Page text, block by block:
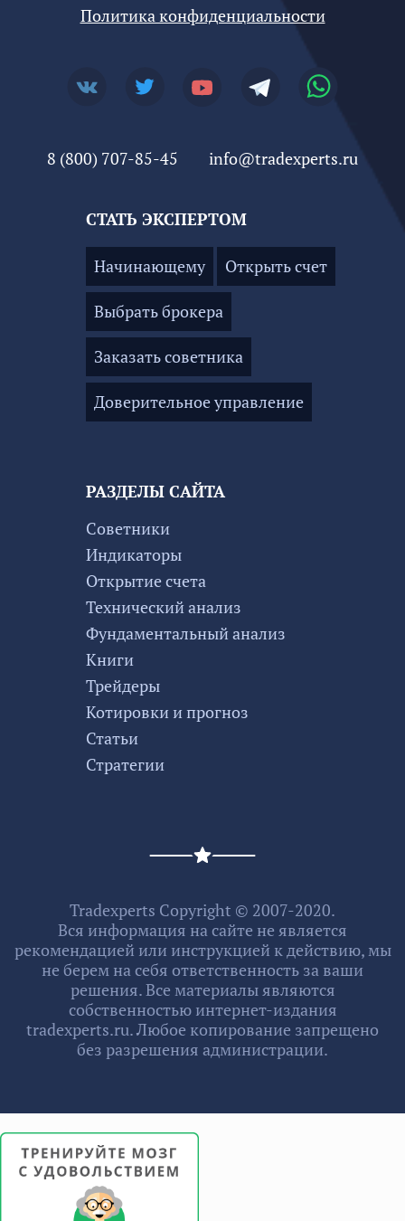
РАЗДЕЛЫ САЙТА
Советники
Индикаторы
Открытие счета
Технический анализ
Фундаментальный анализ
Книги
Трейдеры
Котировки и прогноз
Статьи
Стратегии
Политика конфиденциальности
8 (800) 707-85-45 info@tradexperts.ru
СТАТЬ ЭКСПЕРТОМ
Начинающему Открыть счет
Выбрать брокера
Заказать советника
Доверительное управление
Tradexperts Copyright © 2007-2020.
Вся информация на сайте не является
рекомендацией или инструкцией к действию, мы
не берем на себя ответственность за ваши
решения. Все материалы являются
собственностью интернет-издания
tradexperts.ru. Любое копирование запрещено
без разрешения администрации.